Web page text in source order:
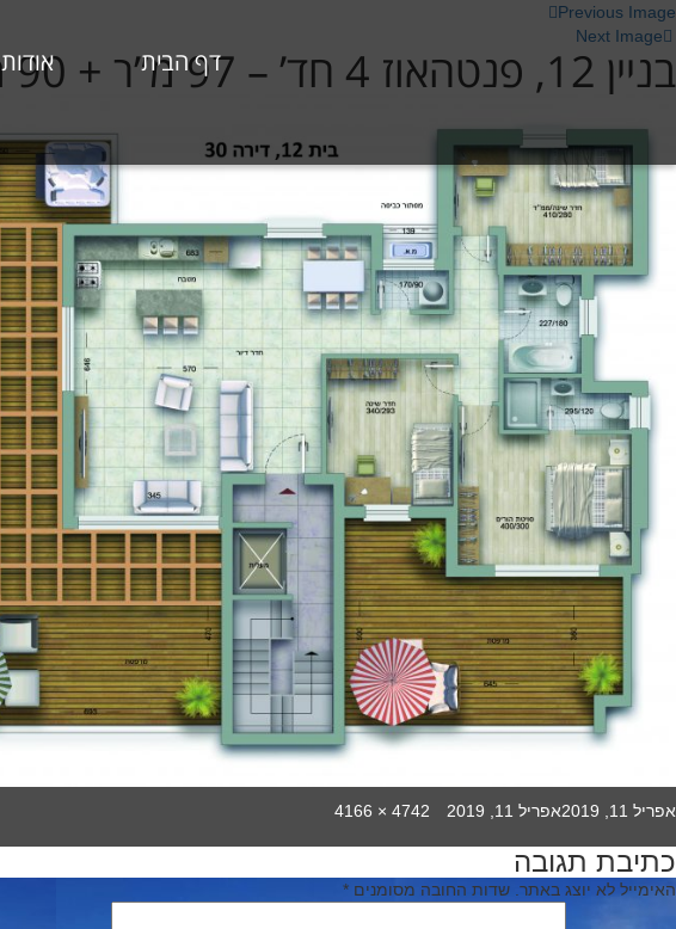
דף הבית אודות
Previous Image
Next Image
בניין 12, פנטהאוז 4 חד’ – 97 מ”ר + 90 מ”ר מרפסות שמש
Posted
אפריל 11, 2019 אפריל 11, 2019
Full
4742 × 4166
כתיבת תגובה
האימייל לא יוצג באתר. שדות החובה מסומנים * ניווט